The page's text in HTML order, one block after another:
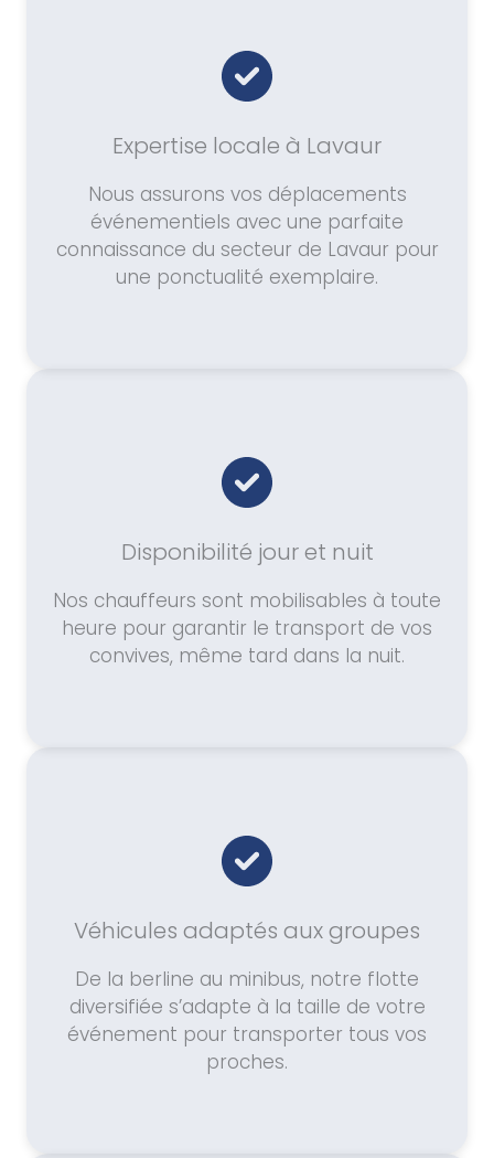
Expertise locale à Lavaur
Nous assurons vos déplacements
événementiels avec une parfaite
connaissance du secteur de Lavaur pour
une ponctualité exemplaire.
Disponibilité jour et nuit
Nos chauffeurs sont mobilisables à toute
heure pour garantir le transport de vos
convives, même tard dans la nuit.
Véhicules adaptés aux groupes
De la berline au minibus, notre flotte
diversifiée s’adapte à la taille de votre
événement pour transporter tous vos
proches.